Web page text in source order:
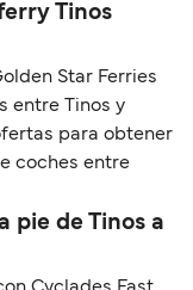
Tinos
Star Ferries
entre Tinos y
para obtener
coches entre
pie de Tinos a